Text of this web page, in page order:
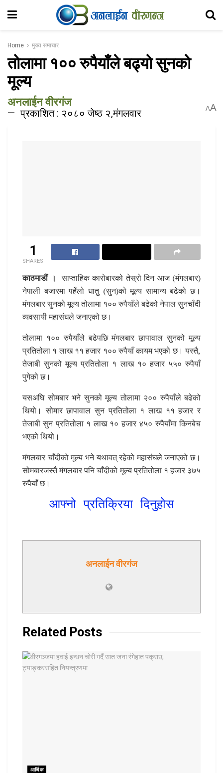
Home मुख्य समाचार
तोलामा १०० रुपैयाँले बढ्यो सुनको
मूल्य
अनलाईन वीरगंज
प्रकाशित : २०८० जेष्ठ २,मंगलवार AA
1
SHARES
काठमाडौं । साप्ताहिक कारोबारको तेस्रो दिन आज (मंगलबार)
नेपाली बजारमा पहेँलो धातु (सुन)को मूल्य सामान्य बढेको छ।
मंगलबार सुनको मूल्य तोलामा १०० रुपैयाँले बढेको नेपाल सुनचाँदी
व्यवसायी महासंघले जनाएको छ।
तोलामा १०० रुपैयाँले बढेपछि मंगलबार छापावाल सुनको मूल्य
प्रतितोला १ लाख ११ हजार १०० रुपैयाँ कायम भएको छ। यस्तै,
तेजाबी सुनको मूल्य प्रतितोला १ लाख १० हजार ५५० रुपैयाँ
पुगेको छ।
यसअघि सोमबार भने सुनको मूल्य तोलामा २०० रुपैयाँले बढेको
थियो। सोमार छापावाल सुन प्रतितोला १ लाख ११ हजार र
तेजाबी सुन प्रतितोला १ लाख १० हजार ४५० रुपैयाँमा किनबेच
भएको थियो।
मंगलबार चाँदीको मूल्य भने यथावत् रहेको महासंघले जनाएको छ।
सोमबारजस्तै मंगलबार पनि चाँदीको मूल्य प्रतितोला १ हजार ३७५
रुपैयाँ छ।
आफ्नो प्रतिक्रिया दिनुहोस
अनलाईन वीरगंज
Related Posts
आर्थिक